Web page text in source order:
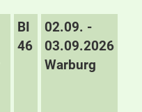
BI
46
02.09. -
03.09.2026
Warburg